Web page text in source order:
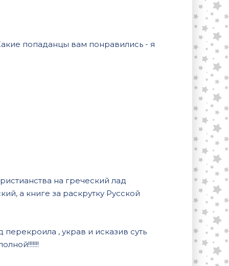
попаданцы вам понравились - я
на греческий лад
а книге за раскрутку Русской
, украв и исказив суть